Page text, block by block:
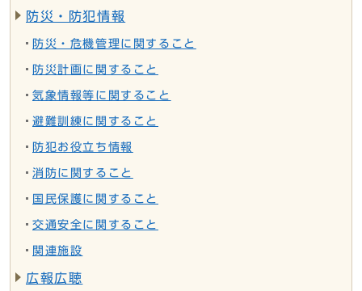
防災・防犯情報
防災・危機管理に関すること
防災計画に関すること
気象情報等に関すること
避難訓練に関すること
防犯お役立ち情報
消防に関すること
国民保護に関すること
交通安全に関すること
関連施設
広報広聴